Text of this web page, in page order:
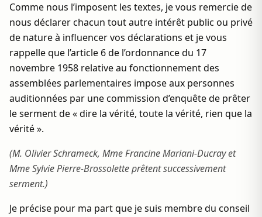
Comme nous l’imposent les textes, je vous remercie de
nous déclarer chacun tout autre intérêt public ou privé
de nature à influencer vos déclarations et je vous
rappelle que l’article 6 de l’ordonnance du 17
novembre 1958 relative au fonctionnement des
assemblées parlementaires impose aux personnes
auditionnées par une commission d’enquête de prêter
le serment de « dire la vérité, toute la vérité, rien que la
vérité ».
(M. Olivier Schrameck, Mme Francine Mariani-Ducray et
Mme Sylvie Pierre-Brossolette prêtent successivement
serment.)
Je précise pour ma part que je suis membre du conseil